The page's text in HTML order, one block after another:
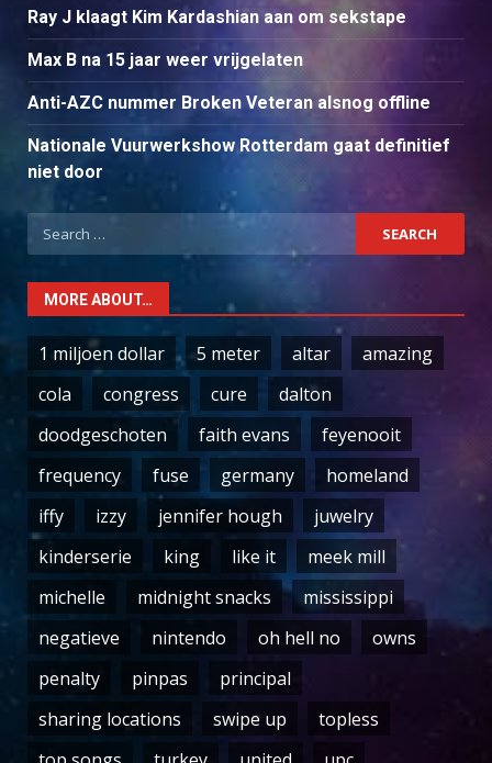
Ray J klaagt Kim Kardashian aan om sekstape
Max B na 15 jaar weer vrijgelaten
Anti-AZC nummer Broken Veteran alsnog offline
Nationale Vuurwerkshow Rotterdam gaat definitief
niet door
Search
for:
MORE ABOUT…
1 miljoen dollar 5 meter altar
amazing
cola
congress cure
dalton
doodgeschoten
faith evans
feyenooit
frequency
fuse germany
homeland
iffy
izzy jennifer hough
juwelry
kinderserie
king like it
meek mill
michelle
midnight snacks
mississippi
negatieve
nintendo oh hell no
owns
penalty
pinpas
principal
sharing locations
swipe up
topless